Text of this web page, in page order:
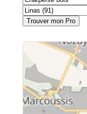
Trouver mon Pro